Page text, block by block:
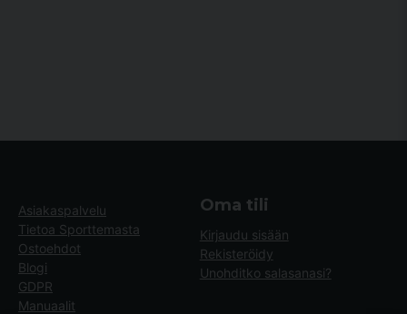
Asiakaspalvelu
Tietoa Sporttemasta
Ostoehdot
Blogi
GDPR
Manuaalit
Oma tili
Kirjaudu sisään
Rekisteröidy
Unohditko salasanasi?